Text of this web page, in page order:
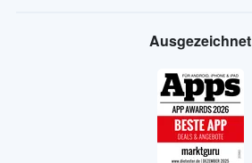
Ausgezeichnet